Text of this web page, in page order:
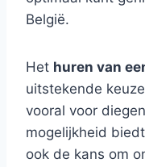
België.
Het huren van
uitstekende
vooral voor
mogelijkheid
ook de kans om